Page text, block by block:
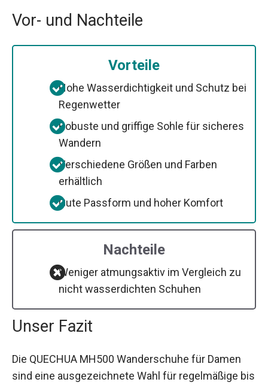
Vor- und Nachteile
Vorteile
Hohe Wasserdichtigkeit und Schutz bei
Regenwetter
Robuste und griffige Sohle für sicheres
Wandern
Verschiedene Größen und Farben
erhältlich
Gute Passform und hoher Komfort
Nachteile
Weniger atmungsaktiv im Vergleich zu
nicht wasserdichten Schuhen
Unser Fazit
Die QUECHUA MH500 Wanderschuhe für Damen
sind eine ausgezeichnete Wahl für regelmäßige bis